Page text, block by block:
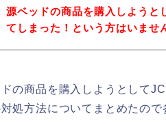
源ベッドの商品を購入しようと
てしまった！という方はいませ
の商品を購入しようとして
処方法についてまとめたので